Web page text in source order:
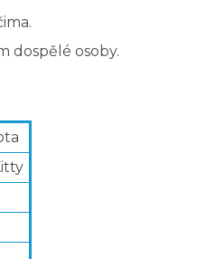
dospělé osoby.